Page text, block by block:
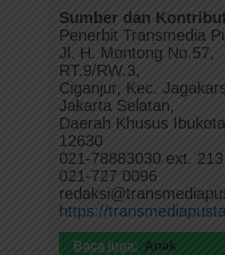
Sumber dan
Penerbit Transmedia
Jl. H. Montong No.57,
RT.9/RW.3,
Ciganjur, Kec.
Jakarta Selatan,
Daerah Khusus
12630
021-78883030 ext. 213
021-727 0096
https://
Baca juga: Anak